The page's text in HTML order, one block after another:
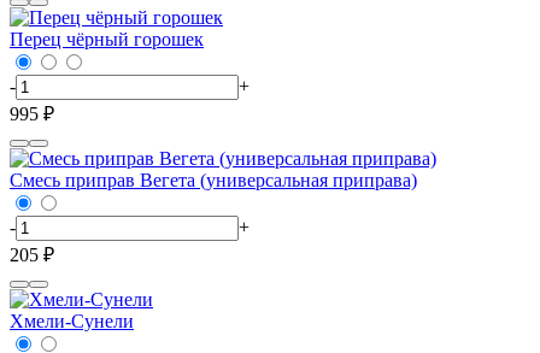
Перец чёрный горошек
-
+
995 ₽
Смесь приправ Вегета (универсальная приправа)
-
+
205 ₽
Хмели-Сунели